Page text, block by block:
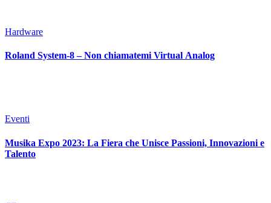
Hardware
Roland System-8 – Non chiamatemi Virtual Analog
Eventi
Musika Expo 2023: La Fiera che Unisce Passioni, Innovazioni e
Talento